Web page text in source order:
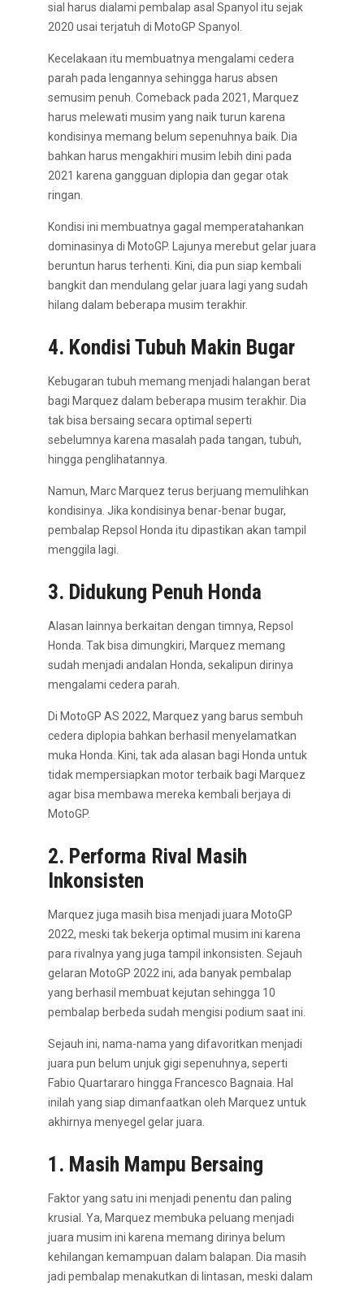
sial harus dialami pembalap asal Spanyol itu sejak
2020 usai terjatuh di MotoGP Spanyol.
Kecelakaan itu membuatnya mengalami cedera
parah pada lengannya sehingga harus absen
semusim penuh. Comeback pada 2021, Marquez
harus melewati musim yang naik turun karena
kondisinya memang belum sepenuhnya baik. Dia
bahkan harus mengakhiri musim lebih dini pada
2021 karena gangguan diplopia dan gegar otak
ringan.
Kondisi ini membuatnya gagal memperatahankan
dominasinya di MotoGP. Lajunya merebut gelar juara
beruntun harus terhenti. Kini, dia pun siap kembali
bangkit dan mendulang gelar juara lagi yang sudah
hilang dalam beberapa musim terakhir.
4. Kondisi Tubuh Makin Bugar
Kebugaran tubuh memang menjadi halangan berat
bagi Marquez dalam beberapa musim terakhir. Dia
tak bisa bersaing secara optimal seperti
sebelumnya karena masalah pada tangan, tubuh,
hingga penglihatannya.
Namun, Marc Marquez terus berjuang memulihkan
kondisinya. Jika kondisinya benar-benar bugar,
pembalap Repsol Honda itu dipastikan akan tampil
menggila lagi.
3. Didukung Penuh Honda
Alasan lainnya berkaitan dengan timnya, Repsol
Honda. Tak bisa dimungkiri, Marquez memang
sudah menjadi andalan Honda, sekalipun dirinya
mengalami cedera parah.
Di MotoGP AS 2022, Marquez yang barus sembuh
cedera diplopia bahkan berhasil menyelamatkan
muka Honda. Kini, tak ada alasan bagi Honda untuk
tidak mempersiapkan motor terbaik bagi Marquez
agar bisa membawa mereka kembali berjaya di
MotoGP.
2. Performa Rival Masih
Inkonsisten
Marquez juga masih bisa menjadi juara MotoGP
2022, meski tak bekerja optimal musim ini karena
para rivalnya yang juga tampil inkonsisten. Sejauh
gelaran MotoGP 2022 ini, ada banyak pembalap
yang berhasil membuat kejutan sehingga 10
pembalap berbeda sudah mengisi podium saat ini.
Sejauh ini, nama-nama yang difavoritkan menjadi
juara pun belum unjuk gigi sepenuhnya, seperti
Fabio Quartararo hingga Francesco Bagnaia. Hal
inilah yang siap dimanfaatkan oleh Marquez untuk
akhirnya menyegel gelar juara.
1. Masih Mampu Bersaing
Faktor yang satu ini menjadi penentu dan paling
krusial. Ya, Marquez membuka peluang menjadi
juara musim ini karena memang dirinya belum
kehilangan kemampuan dalam balapan. Dia masih
jadi pembalap menakutkan di lintasan, meski dalam